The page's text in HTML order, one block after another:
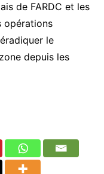
de FARDC et les
opérations
le
depuis les